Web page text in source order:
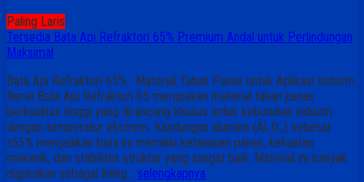
Paling Laris
Tersedia Bata Api Refraktori 65% Premium Andal untuk Perlindungan
Maksimal
Bata Api Refraktori 65% : Material Tahan Panas untuk Aplikasi Industri
Berat Bata Api Refraktori 65 merupakan material tahan panas
berkualitas tinggi yang dirancang khusus untuk kebutuhan industri
dengan temperatur ekstrem. Kandungan alumina (Al₂O₃) sebesar
±65% menjadikan bata ini memiliki ketahanan panas, kekuatan
mekanik, dan stabilitas struktur yang sangat baik. Material ini banyak
digunakan sebagai lining… selengkapnya